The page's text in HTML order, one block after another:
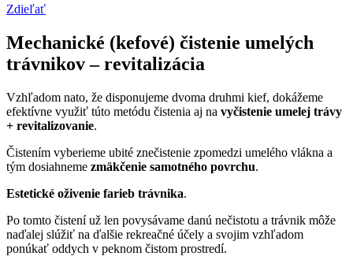
Zdieľať
Mechanické (kefové) čistenie umelých
trávnikov – revitalizácia
Vzhľadom nato, že disponujeme dvoma druhmi kief, dokážeme
efektívne využiť túto metódu čistenia aj na vyčistenie umelej trávy
+ revitalizovanie.
Čistením vyberieme ubité znečistenie zpomedzi umelého vlákna a
tým dosiahneme zmäkčenie samotného povrchu.
Estetické oživenie farieb trávnika.
Po tomto čistení už len povysávame danú nečistotu a trávnik môže
naďalej slúžiť na ďalšie rekreačné účely a svojim vzhľadom
ponúkať oddych v peknom čistom prostredí.